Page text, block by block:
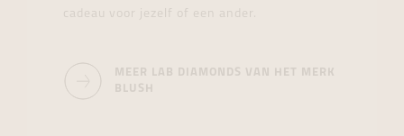
cadeau voor jezelf of een ander.
MEER LAB DIAMONDS VAN HET MERK
BLUSH